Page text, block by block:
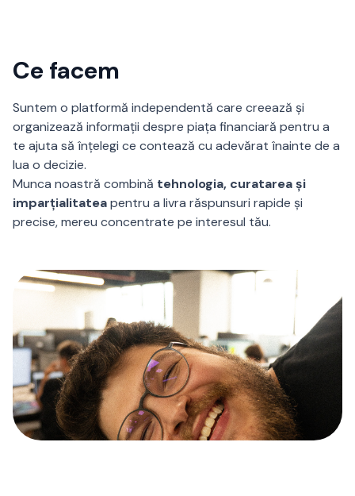
Ce facem
Suntem o platformă independentă care creează și
organizează informații despre piața financiară pentru a
te ajuta să înțelegi ce contează cu adevărat înainte de a
lua o decizie.
Munca noastră combină tehnologia, curatarea și
imparțialitateapentru a livra răspunsuri rapide și
precise, mereu concentrate pe interesul tău.